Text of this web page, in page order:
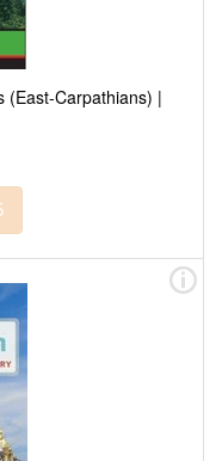
(East-Carpathians) |